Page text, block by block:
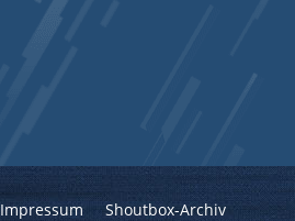
Impressum Shoutbox-Archiv